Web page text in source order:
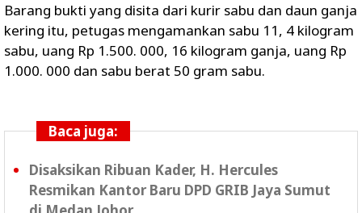
Barang bukti yang disita dari kurir sabu dan daun ganja
kering itu, petugas mengamankan sabu 11, 4 kilogram
sabu, uang Rp 1.500. 000, 16 kilogram ganja, uang Rp
1.000. 000 dan sabu berat 50 gram sabu.
Baca juga:
Disaksikan Ribuan Kader, H. Hercules
Resmikan Kantor Baru DPD GRIB Jaya Sumut